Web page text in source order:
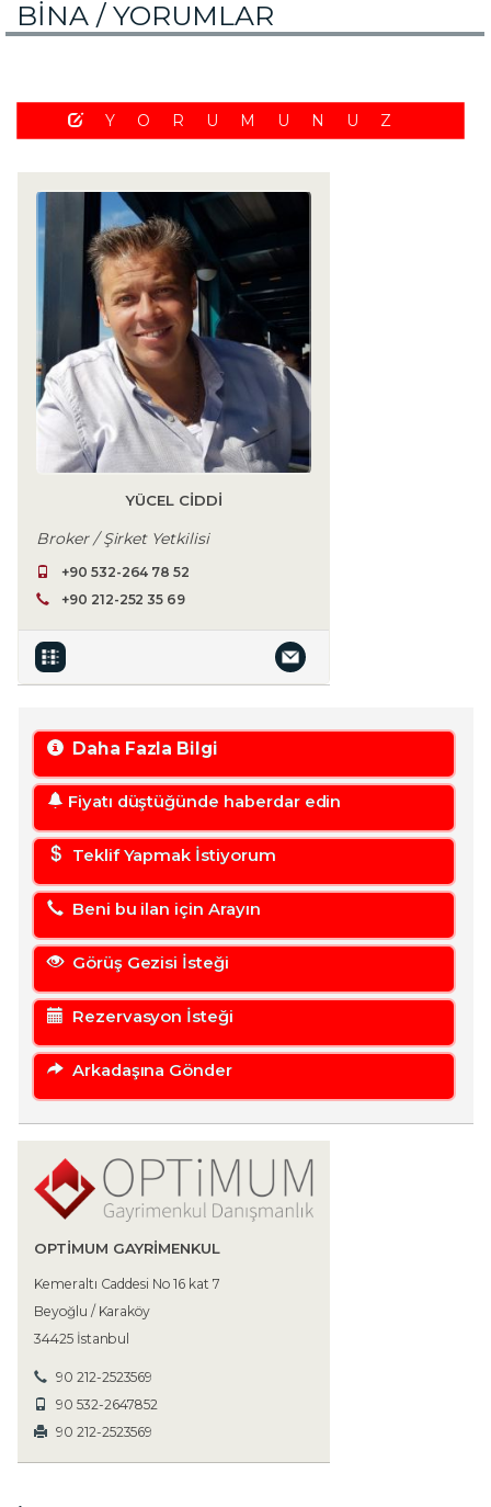
BİNA / YORUMLAR
YORUMUNUZ
YÜCEL CIDDI
Broker / Şirket Yetkilisi
+90 532-264 78 52
+90 212-252 35 69
Daha Fazla Bilgi
Fiyatı düştüğünde haberdar edin
Teklif Yapmak İstiyorum
Beni bu ilan için Arayın
Görüş Gezisi İsteği
Rezervasyon İsteği
Arkadaşına Gönder
OPTIMUM GAYRIMENKUL
Kemeraltı Caddesi No 16 kat 7
Beyoğlu / Karaköy
34425 İstanbul
90 212-2523569
90 532-2647852
90 212-2523569